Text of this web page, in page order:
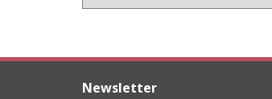
Newsletter